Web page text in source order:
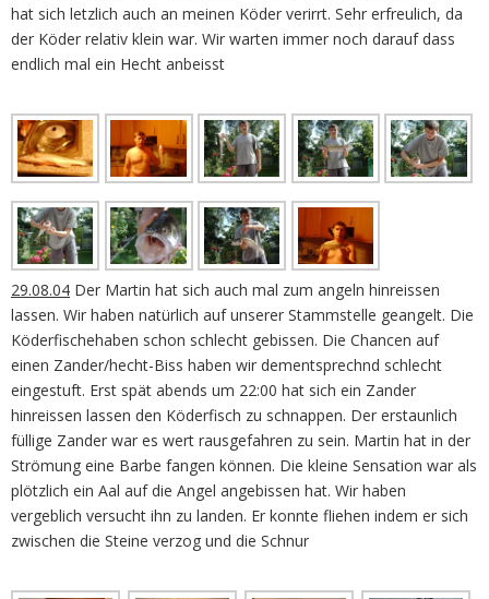
hat sich letzlich auch an meinen Köder verirrt. Sehr erfreulich, da
der Köder relativ klein war. Wir warten immer noch darauf dass
endlich mal ein Hecht anbeisst
29.08.04 Der Martin hat sich auch mal zum angeln hinreissen
lassen. Wir haben natürlich auf unserer Stammstelle geangelt. Die
Köderfischehaben schon schlecht gebissen. Die Chancen auf
einen Zander/hecht-Biss haben wir dementsprechnd schlecht
eingestuft. Erst spät abends um 22:00 hat sich ein Zander
hinreissen lassen den Köderfisch zu schnappen. Der erstaunlich
füllige Zander war es wert rausgefahren zu sein. Martin hat in der
Strömung eine Barbe fangen können. Die kleine Sensation war als
plötzlich ein Aal auf die Angel angebissen hat. Wir haben
vergeblich versucht ihn zu landen. Er konnte fliehen indem er sich
zwischen die Steine verzog und die Schnur